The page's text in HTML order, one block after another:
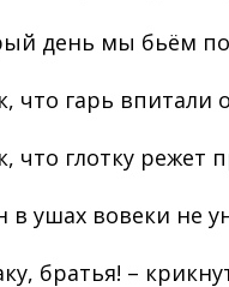
день мы бьём по
что гарь впитали
что глотку режет
в ушах вовеки не
братья! –